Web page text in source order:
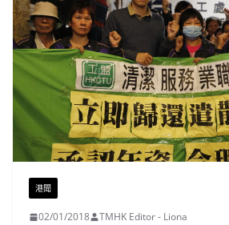
港聞
02/01/2018 TMHK Editor - Liona